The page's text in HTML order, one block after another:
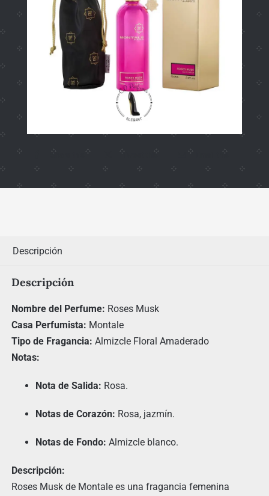
Descripción
Descripción
Nombre del Perfume: Roses Musk
Casa Perfumista: Montale
Tipo de Fragancia: Almizcle Floral Amaderado
Notas:
Nota de Salida: Rosa.
Notas de Corazón: Rosa, jazmín.
Notas de Fondo: Almizcle blanco.
Descripción:
Roses Musk de Montale es una fragancia femenina